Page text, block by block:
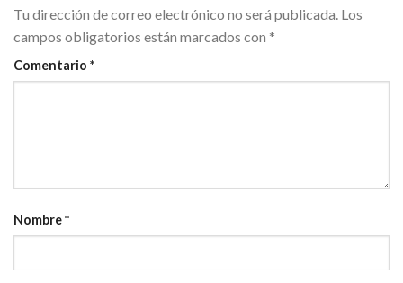
Tu dirección de correo electrónico no será publicada. Los
campos obligatorios están marcados con *
Comentario *
Nombre*